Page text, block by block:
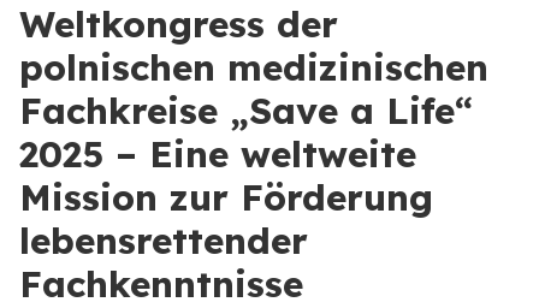
Weltkongress der
polnischen medizinischen
Fachkreise „Save a Life“
2025 – Eine weltweite
Mission zur Förderung
lebensrettender
Fachkenntnisse